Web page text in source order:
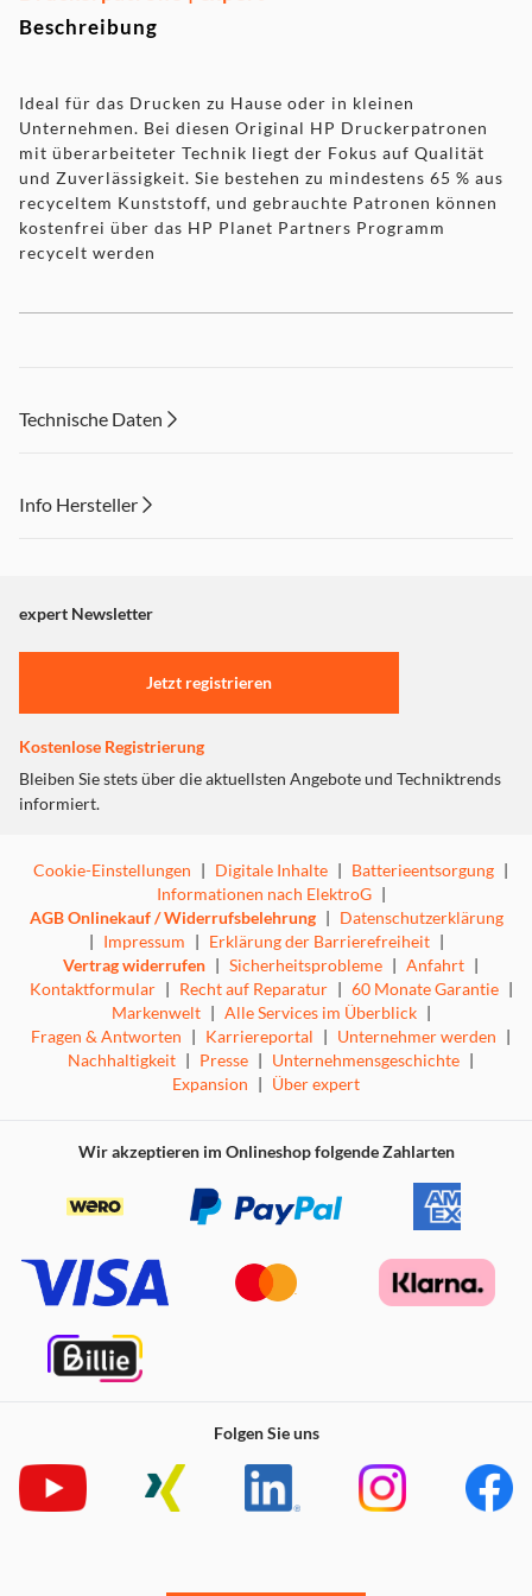
Beschreibung
Ideal für das Drucken zu Hause oder in kleinen
Unternehmen. Bei diesen Original HP Druckerpatronen
mit überarbeiteter Technik liegt der Fokus auf Qualität
und Zuverlässigkeit. Sie bestehen zu mindestens 65 % aus
recyceltem Kunststoff, und gebrauchte Patronen können
kostenfrei über das HP Planet Partners Programm
recycelt werden
Technische Daten
Info Hersteller
"Marketing".
Einstellungen anpassen
expert Newsletter
Jetzt registrieren
Kostenlose Registrierung
Bleiben Sie stets über die aktuellsten Angebote und Techniktrends
informiert.
Cookie-Einstellungen | Digitale Inhalte | Batterieentsorgung |
Informationen nach ElektroG |
AGB Onlinekauf / Widerrufsbelehrung | Datenschutzerklärung
| Impressum | Erklärung der Barrierefreiheit |
Vertrag widerrufen | Sicherheitsprobleme | Anfahrt |
Kontaktformular | Recht auf Reparatur | 60 Monate Garantie |
Markenwelt | Alle Services im Überblick |
Fragen & Antworten | Karriereportal | Unternehmer werden |
Nachhaltigkeit | Presse | Unternehmensgeschichte |
Expansion | Über expert
Wir akzeptieren im Onlineshop folgende Zahlarten
Folgen Sie uns